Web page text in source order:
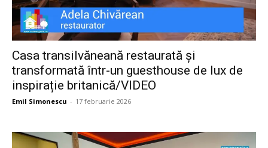
Casa transilvăneană restaurată și
transformată într-un guesthouse de lux de
inspirație britanică/VIDEO
Emil Simonescu - 17 februarie 2026